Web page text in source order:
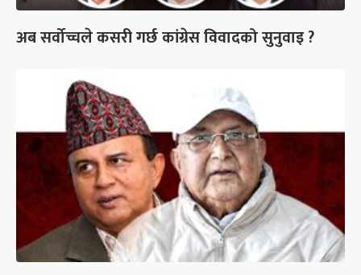
अब सर्वोच्चले कसरी गर्छ कांग्रेस विवादको सुनुवाइ ?